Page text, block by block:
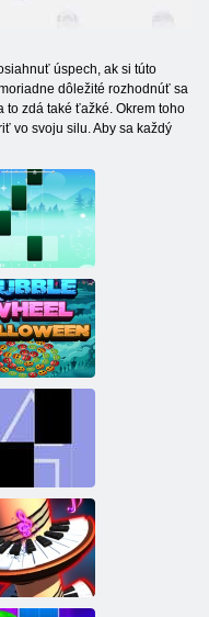
úspech, ak si túto
dôležité rozhodnúť sa
zdá také ťažké. Okrem toho
vo svoju silu. Aby sa každý
Klavír
Halloweenske
bublinkové
koleso
Magické
- Squid
Royale